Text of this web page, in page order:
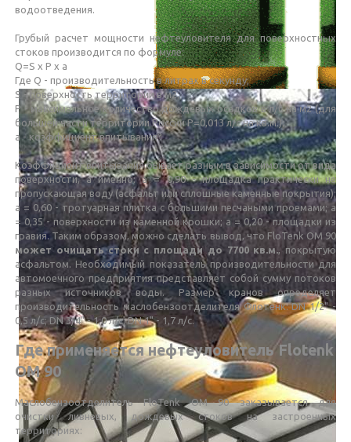
водоотведения.
Грубый расчет мощности нефтеуловителя для поверхностных
стоков производится по формуле:
Q=S x P x a
Где Q - производительность в литрах в секунду;
S - поверхность территории в м2;
P - максимальное количество дождевых осадков в л/с на м2 (для
большей части территории России Р=0,013 л/с на кв.м.);
а - коэффициент впитывания*
Коэффициент впитывания бывает разным в зависимости от вида
поверхности, а именно: а = 0,90 - площадка практически не
пропускающая воду (асфальт или сплошные каменные покрытия);
а = 0,60 - тротуарная плитка с большими песчаными проемами; а
= 0,35 - поверхности из каменной крошки; а = 0,20 - площадки из
гравия. Таким образом, можно сделать вывод, что FloTenk OM 90
может очищать стоки с площади до 7700 кв.м., покрытую
асфальтом. Необходимый показатель производительности для
автомоечного предприятия представляет собой сумму потоков
разных источников воды. Размер кранов определяет
производительность маслобензоотделителя Флотенк: DN 1/2" -
0,5 л/с; DN 3/4" - 1,0 л/с; DN 1" - 1,7 л/с.
Где применяется нефтеуловитель Flotenk
OM 90
Маслобензоотделитель FloTenk OM 90 заказывается для
очистки ливневых, дождевых стоков на застроенных
территориях: